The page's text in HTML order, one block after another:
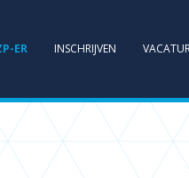
ER INSCHRIJVEN